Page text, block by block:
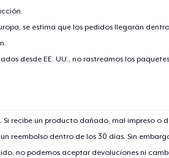
se estima que los pedidos llegarán
desde EE. UU., no rastreamos los
Si recibe un producto dañado, mal impreso o
reembolso dentro de los 30 días. Sin
no podemos aceptar devoluciones ni